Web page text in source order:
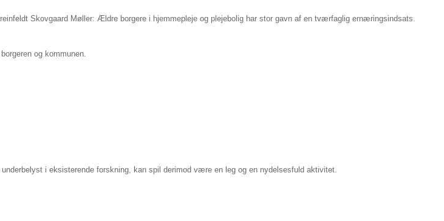
Skovgaard Møller: Ældre borgere i hjemmepleje og plejebolig har stor gavn af en tværfaglig ernæringsindsats.
og kommunen.
i eksisterende forskning, kan spil derimod være en leg og en nydelsesfuld aktivitet.